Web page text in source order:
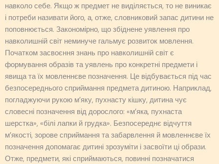
навколо себе. Якщо ж предмет не виділяється, то не виникає
і потреби називати його, а, отже, словниковий запас дитини не
поповнюється. Закономірно, що збіднене уявлення про
навколишній світ неминуче гальмує розвиток мовлення.
Початком засвоєння знань про навколишній світ є
формування образів та уявлень про конкретні предмети і
явища та їх мовленнєве позначення. Це відбувається під час
безпосереднього сприймання предмета дитиною. Наприклад,
погладжуючи рукою м’яку, пухнасту кішку, дитина чує
словесні позначення від дорослого: «м’яка, пухнаста
шерстка», «білі лапки й грудка». Безпосереднє відчуття
м’якості, зорове сприймання та забарвлення й мовленнєве їх
позначення допомагає дитині зрозуміти і засвоїти ці образи.
Отже, предмети, які сприймаються, повинні позначатися